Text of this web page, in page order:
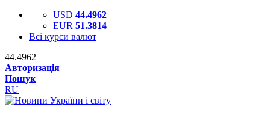
USD 44.4962
EUR 51.3814
Всі курси валют
44.4962
Авторизація
Пошук
RU